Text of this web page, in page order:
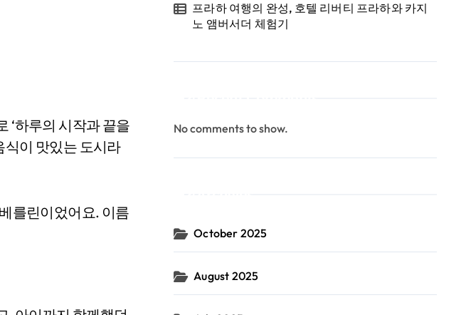
식이 맛있는 도시라
를린이었어요. 이름
프라하 여행의 완성, 호텔 리버티 프라하와 카지
노 앰버서더 체험기
No comments to show.
October 2025
August 2025